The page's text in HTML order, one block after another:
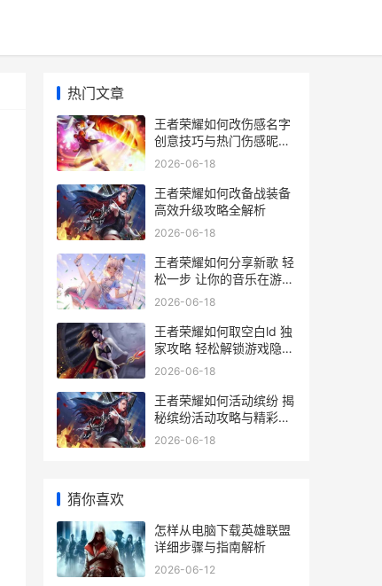
热门文章
王者荣耀如何改伤感名字
创意技巧与热门伤感昵称
推荐
2026-06-18
王者荣耀如何改备战装备
高效升级攻略全解析
2026-06-18
王者荣耀如何分享新歌 轻
松一步 让你的音乐在游戏
中传唱
2026-06-18
王者荣耀如何取空白ld 独
家攻略 轻松解锁游戏隐藏
功能
2026-06-18
王者荣耀如何活动缤纷 揭
秘缤纷活动攻略与精彩玩
法
2026-06-18
猜你喜欢
怎样从电脑下载英雄联盟
详细步骤与指南解析
2026-06-12